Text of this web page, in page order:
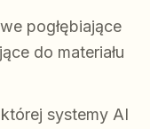
pogłębiające
do materiału
systemy AI